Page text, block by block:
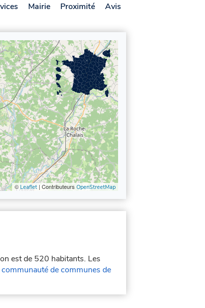
Mairie Proximité Avis
© Leaflet | Contributeurs OpenStreetMap
est de 520 habitants. Les
communauté de communes de